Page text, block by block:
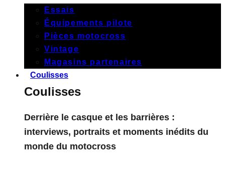
Essais
Équipements pilote
Pièces motocross
Vintage
Magasins partenaires
Coulisses
Coulisses
Derrière le casque et les barrières :
interviews, portraits et moments inédits du
monde du motocross